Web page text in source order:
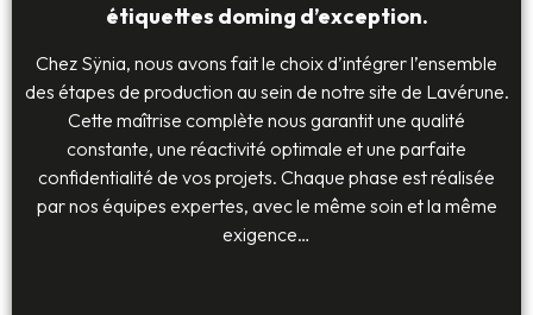
étiquettes doming d’exception.
Chez Sÿnia, nous avons fait le choix d’intégrer l’ensemble
des étapes de production au sein de notre site de Lavérune.
Cette maîtrise complète nous garantit une qualité
constante, une réactivité optimale et une parfaite
confidentialité de vos projets. Chaque phase est réalisée
par nos équipes expertes, avec le même soin et la même
exigence…